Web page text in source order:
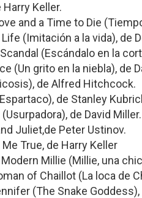
Keller.
and a Time to Die
(Imitación a la vida), de
(Escándalo en la
(Un grito en la niebla), de
de Alfred Hitchcock.
de Stanley
de David Miller.
Juliet,de Peter Ustinov.
True, de Harry Keller
Millie (Millie, una
of Chaillot (La loca de
(The Snake Goddess),